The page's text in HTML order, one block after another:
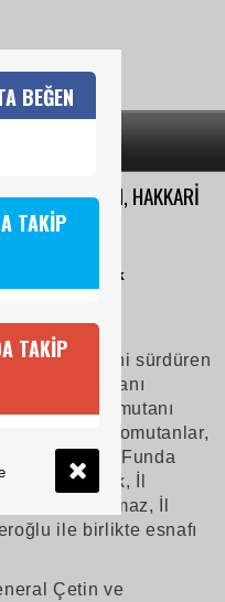
ÇETİN, HAKKARİ
ETTİ
Arif Çetin ve
ziyaret ederek
etti.
Pazartesi 11:35
ziyaretlerini sürdüren
Genel Komutanı
Kolordu Komutanı
komutanlar,
eşi Dr. Funda
Balık, İl
Ferdi Korkmaz, İl
ile birlikte esnafı
Çetin ve
BEĞEN
TAKİP
TAKİP